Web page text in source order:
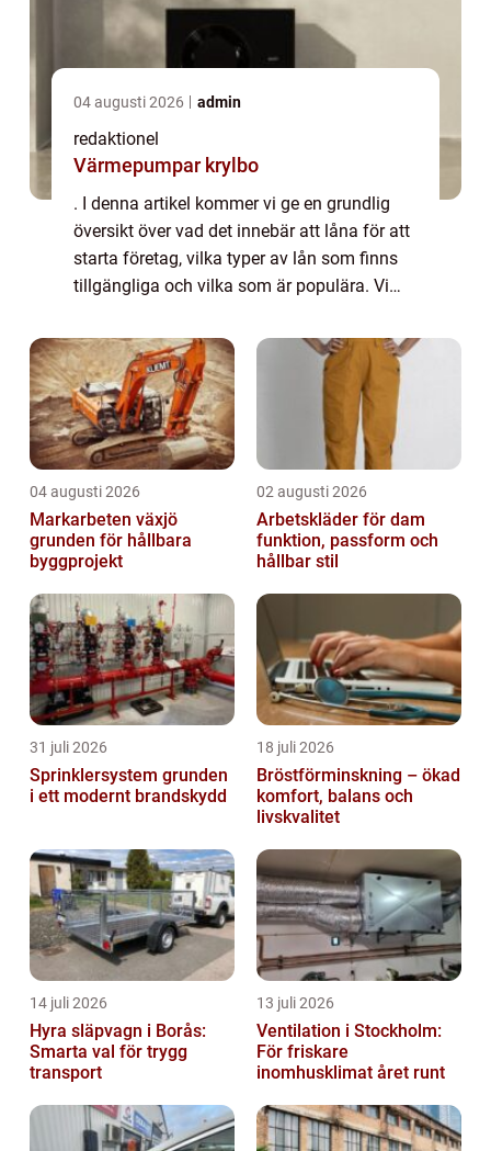
04 augusti 2026 admin
redaktionel
Värmepumpar krylbo
. I denna artikel kommer vi ge en grundlig
översikt över vad det innebär att låna för att
starta företag, vilka typer av lån som finns
tillgängliga och vilka som är populära. Vi
mellan olika lån samt ge en histo...
04 augusti 2026
Markarbeten växjö
grunden för hållbara
byggprojekt
02 augusti 2026
Arbetskläder för dam
funktion, passform och
hållbar stil
31 juli 2026
Sprinklersystem grunden
i ett modernt brandskydd
18 juli 2026
Bröstförminskning – ökad
komfort, balans och
livskvalitet
14 juli 2026
Hyra släpvagn i Borås:
Smarta val för trygg
transport
13 juli 2026
Ventilation i Stockholm:
För friskare
inomhusklimat året runt